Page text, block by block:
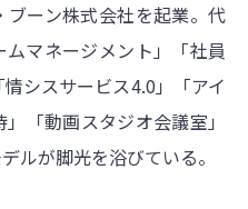
ーン株式会社を起業。代
マネージメント」「社員
シスサービス4.0」「アイ
「動画スタジオ会議室」
ルが脚光を浴びている。